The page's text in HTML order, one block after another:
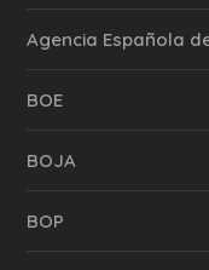
Agencia Española
BOE
BOJA
BOP